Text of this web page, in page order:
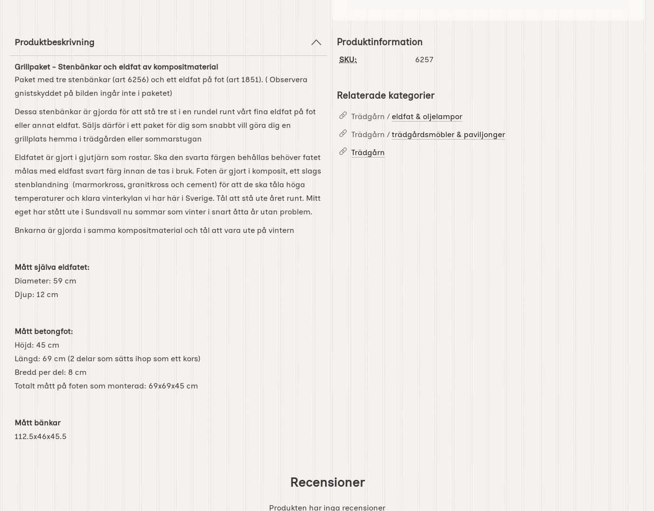
Produktbeskrivning
Grillpaket - Stenbänkar och eldfat av kompositmaterial
Paket med tre stenbänkar (art 6256) och ett eldfat på fot (art 1851). ( Observera
gnistskyddet på bilden ingår inte i paketet)
Dessa stenbänkar är gjorda för att stå tre st i en rundel runt vårt fina eldfat på fot
eller annat eldfat. Säljs därför i ett paket för dig som snabbt vill göra dig en
grillplats hemma i trädgården eller sommarstugan
Eldfatet är gjort i gjutjärn som rostar. Ska den svarta färgen behållas behöver fatet
målas med eldfast svart färg innan de tas i bruk. Foten är gjort i komposit, ett slags
stenblandning (marmorkross, granitkross och cement) för att de ska tåla höga
temperaturer och klara vinterkylan vi har här i Sverige. Tål att stå ute året runt. Mitt
eget har stått ute i Sundsvall nu sommar som vinter i snart åtta år utan problem.
Bnkarna är gjorda i samma kompositmaterial och tål att vara ute på vintern
Mått själva eldfatet:
Diameter: 59 cm
Djup: 12 cm
Mått betongfot:
Höjd: 45 cm
Längd: 69 cm (2 delar som sätts ihop som ett kors)
Bredd per del: 8 cm
Totalt mått på foten som monterad: 69x69x45 cm
Mått bänkar
112.5x46x45.5
Produktinformation
SKU: 6257
Relaterade kategorier
Trädgårn / eldfat & oljelampor
Trädgårn / trädgårdsmöbler & paviljonger
Trädgårn
Recensioner
Produkten har inga recensioner